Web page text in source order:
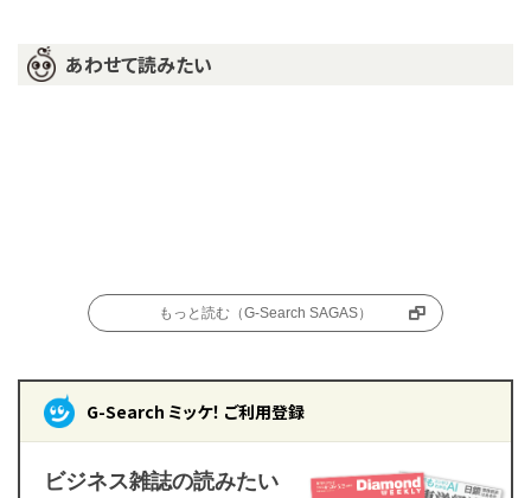
あわせて読みたい
もっと読む（G-Search SAGAS）
G-Search ミッケ！ ご利用登録
ビジネス雑誌の読みたい